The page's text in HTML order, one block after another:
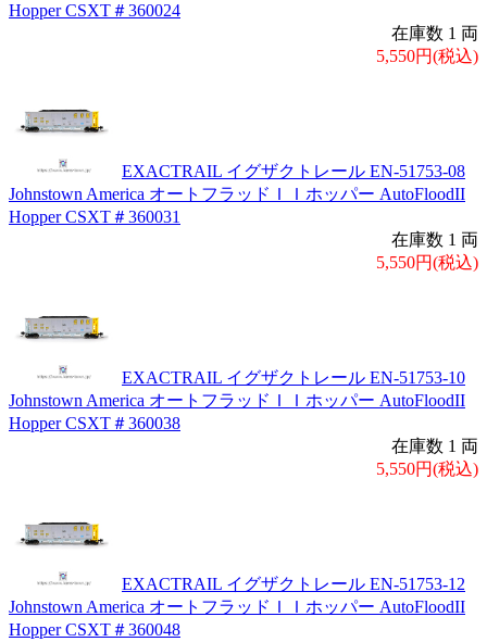
Hopper CSXT＃360024
在庫数 1 両
5,550円(税込)
EXACTRAIL イグザクトレール EN-51753-08
Johnstown America オートフラッドＩＩホッパー AutoFloodII
Hopper CSXT＃360031
在庫数 1 両
5,550円(税込)
EXACTRAIL イグザクトレール EN-51753-10
Johnstown America オートフラッドＩＩホッパー AutoFloodII
Hopper CSXT＃360038
在庫数 1 両
5,550円(税込)
EXACTRAIL イグザクトレール EN-51753-12
Johnstown America オートフラッドＩＩホッパー AutoFloodII
Hopper CSXT＃360048